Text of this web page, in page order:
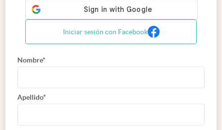
Iniciar sesión con Facebook
Nombre*
Apellido*